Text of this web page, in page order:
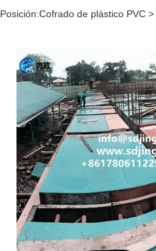
Posición:Cofrado de plástico PVC >